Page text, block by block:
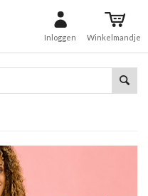
Inloggen Winkelmandje